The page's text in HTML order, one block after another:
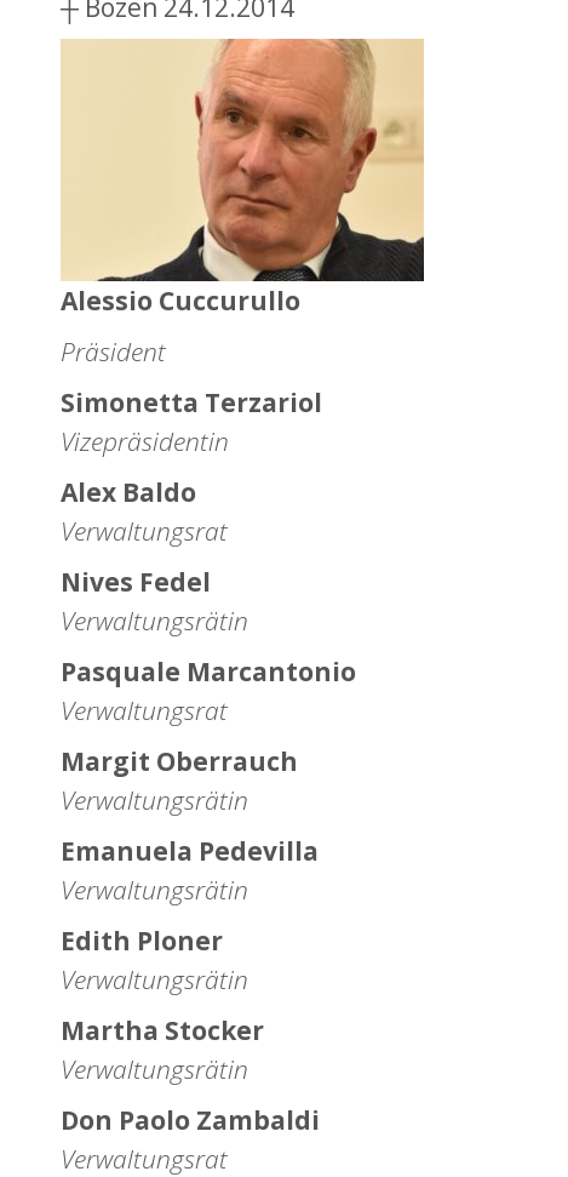
┼ Bozen 24.12.2014
Alessio Cuccurullo
Präsident
Simonetta Terzariol
Vizepräsidentin
Alex Baldo
Verwaltungsrat
Nives Fedel
Verwaltungsrätin
Pasquale Marcantonio
Verwaltungsrat
Margit Oberrauch
Verwaltungsrätin
Emanuela Pedevilla
Verwaltungsrätin
Edith Ploner
Verwaltungsrätin
Martha Stocker
Verwaltungsrätin
Don Paolo Zambaldi
Verwaltungsrat